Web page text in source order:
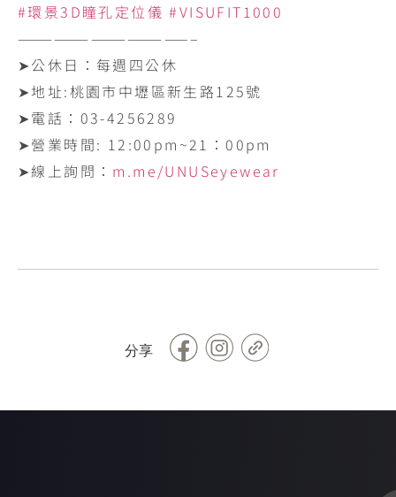
#環景3D瞳孔定位儀 #VISUFIT1000
——————————————–
➤公休日：每週四公休
➤地址:‪桃園市中壢區新生路125號‬
➤電話：‪03-4256289‬
➤營業時間: ‪12:00pm~21：00pm
➤線上詢問： m.me/UNUSeyewear
分享 Facebook
Copy